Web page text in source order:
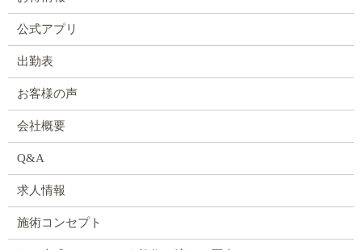
公式アプリ
出勤表
お客様の声
会社概要
Q&A
求人情報
施術コンセプト